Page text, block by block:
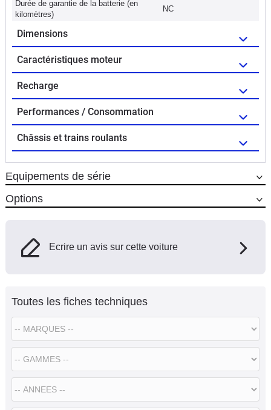
Durée de garantie de la batterie (en
kilomètres)
NC
Dimensions
Caractéristiques moteur
Recharge
Performances / Consommation
Châssis et trains roulants
Equipements de série
Options
Ecrire un avis sur cette voiture
Toutes les fiches techniques